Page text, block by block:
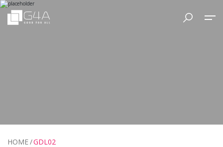
HOME GDL02